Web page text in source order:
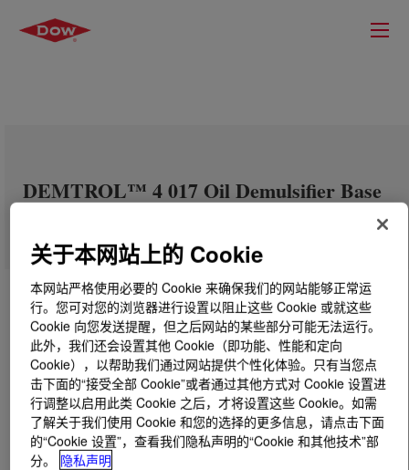
DEMTROL™ 4 017 Oil Demulsifier Base
什么是DEMTROL™ 4 017 Oil Demulsifier Base?
关于本网站上的 Cookie
本网站严格使用必要的 Cookie 来确保我们的网站能够正常运
行。您可对您的浏览器进行设置以阻止这些 Cookie 或就这些
Cookie 向您发送提醒，但之后网站的某些部分可能无法运行。
此外，我们还会设置其他 Cookie（即功能、性能和定向
Cookie），以帮助我们通过网站提供个性化体验。只有当您点
击下面的“接受全部 Cookie”或者通过其他方式对 Cookie 设置进
行调整以启用此类 Cookie 之后，才将设置这些 Cookie。如需
了解关于我们使用 Cookie 和您的选择的更多信息，请点击下面
的“Cookie 设置”，查看我们隐私声明的“Cookie 和其他技术”部
分。
隐私声明